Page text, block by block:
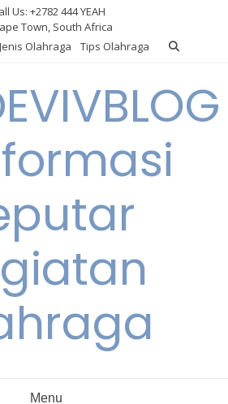
Us: +2782 444 YEAH
Town, South Africa
Jenis Olahraga Tips Olahraga
Menu